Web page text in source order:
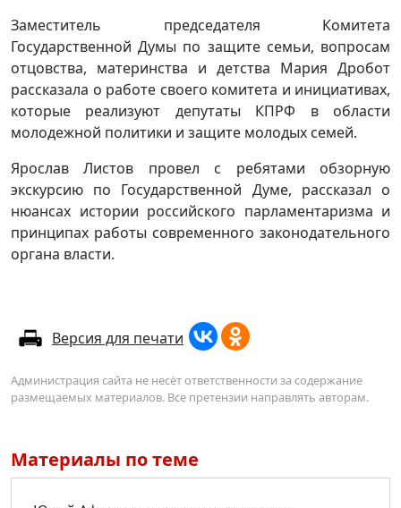
Заместитель председателя Комитета
Государственной Думы по защите семьи, вопросам
отцовства, материнства и детства Мария Дробот
рассказала о работе своего комитета и инициативах,
которые реализуют депутаты КПРФ в области
молодежной политики и защите молодых семей.
Ярослав Листов провел с ребятами обзорную
экскурсию по Государственной Думе, рассказал о
нюансах истории российского парламентаризма и
принципах работы современного законодательного
органа власти.
Версия для печати
Администрация сайта не несёт ответственности за содержание
размещаемых материалов. Все претензии направлять авторам.
Материалы по теме